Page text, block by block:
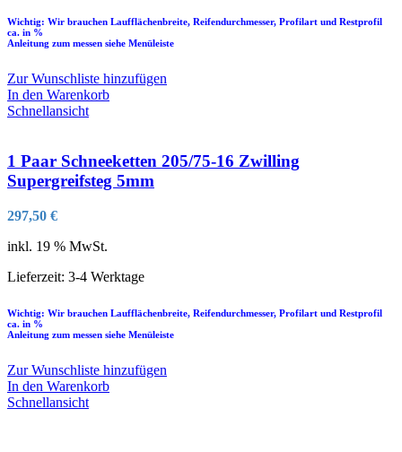
Wichtig: Wir brauchen Laufflächenbreite, Reifendurchmesser, Profilart und Restprofil
ca. in %
Anleitung zum messen siehe Menüleiste
Zur Wunschliste hinzufügen
In den Warenkorb
Schnellansicht
1 Paar Schneeketten 205/75-16 Zwilling
Supergreifsteg 5mm
297,50 €
inkl. 19 % MwSt.
Lieferzeit: 3-4 Werktage
Wichtig: Wir brauchen Laufflächenbreite, Reifendurchmesser, Profilart und Restprofil
ca. in %
Anleitung zum messen siehe Menüleiste
Zur Wunschliste hinzufügen
In den Warenkorb
Schnellansicht